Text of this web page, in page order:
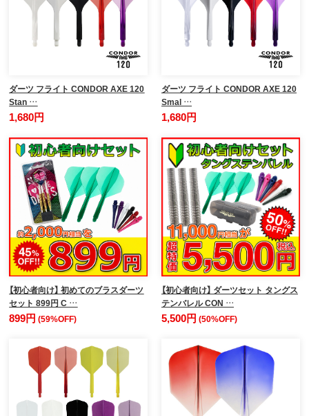
ダーツ フライト CONDOR AXE 120
Stan …
1,680円
ダーツ フライト CONDOR AXE 120
Smal …
1,680円
【初心者向け】 初めてのブラスダーツ
セット 899円 C …
899円(59%OFF)
【初心者向け】 ダーツセット タングス
テンバレル CON …
5,500円 (50%OFF)